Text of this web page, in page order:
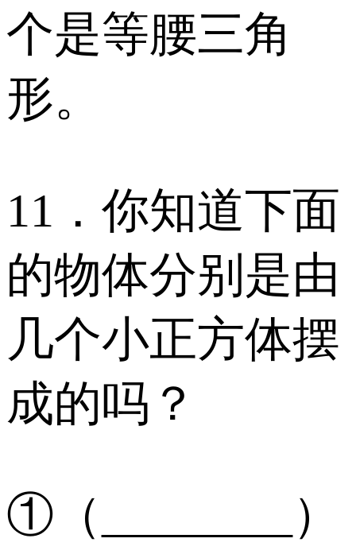
个是等腰三角
形。
11．你知道下面
的物体分别是由
几个小正方体摆
成的吗？
①（________）